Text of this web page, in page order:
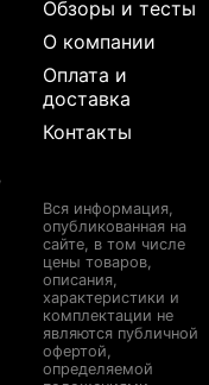
Обзоры и тесты
О компании
Оплата и
доставка
Контакты
Вся информация,
опубликованная на
сайте, в том числе
цены товаров,
описания,
характеристики и
комплектации не
являются публичной
офертой,
определяемой